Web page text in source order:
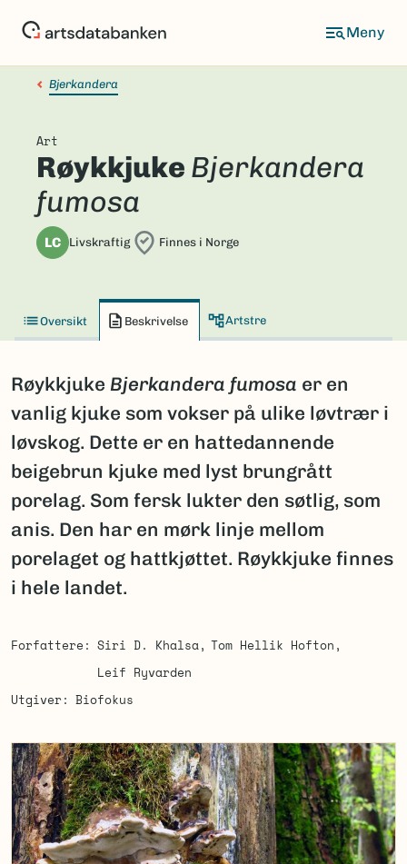
Bjerkandera
Art
Røykkjuke Bjerkandera
fumosa
LC Livskraftig Finnes i Norge
Oversikt Beskrivelse Artstre
Røykkjuke Bjerkandera fumosa er en
vanlig kjuke som vokser på ulike løvtrær i
løvskog. Dette er en hattedannende
beigebrun kjuke med lyst brungrått
porelag. Som fersk lukter den søtlig, som
anis. Den har en mørk linje mellom
porelaget og hattkjøttet. Røykkjuke finnes
i hele landet.
Forfattere Siri D. Khalsa
Tom Hellik Hofton
Leif Ryvarden
Utgiver
Biofokus